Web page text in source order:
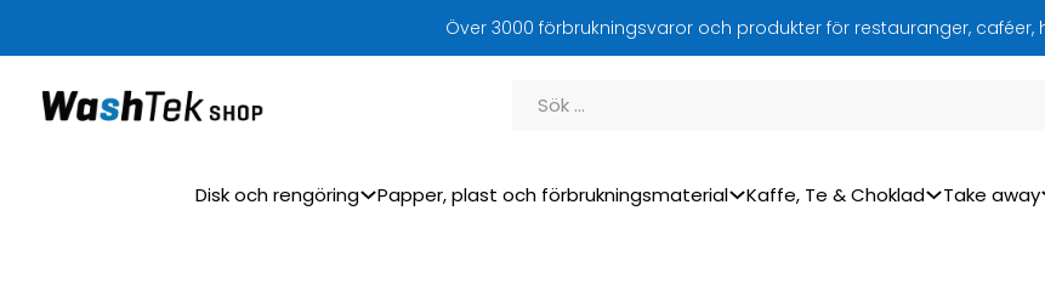
Över 3000 förbrukningsvaror och produkter för restauranger, caféer,
Sök
Disk och rengöring Papper, plast och förbrukningsmaterial Kaffe, Te & Choklad Take away